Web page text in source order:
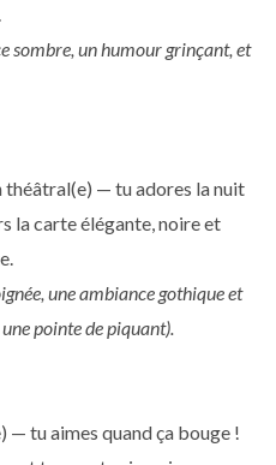
sombre, un humour grinçant, et
théâtral(e) — tu adores la nuit
la carte élégante, noire et
une ambiance gothique et
pointe de piquant).
— tu aimes quand ça bouge !